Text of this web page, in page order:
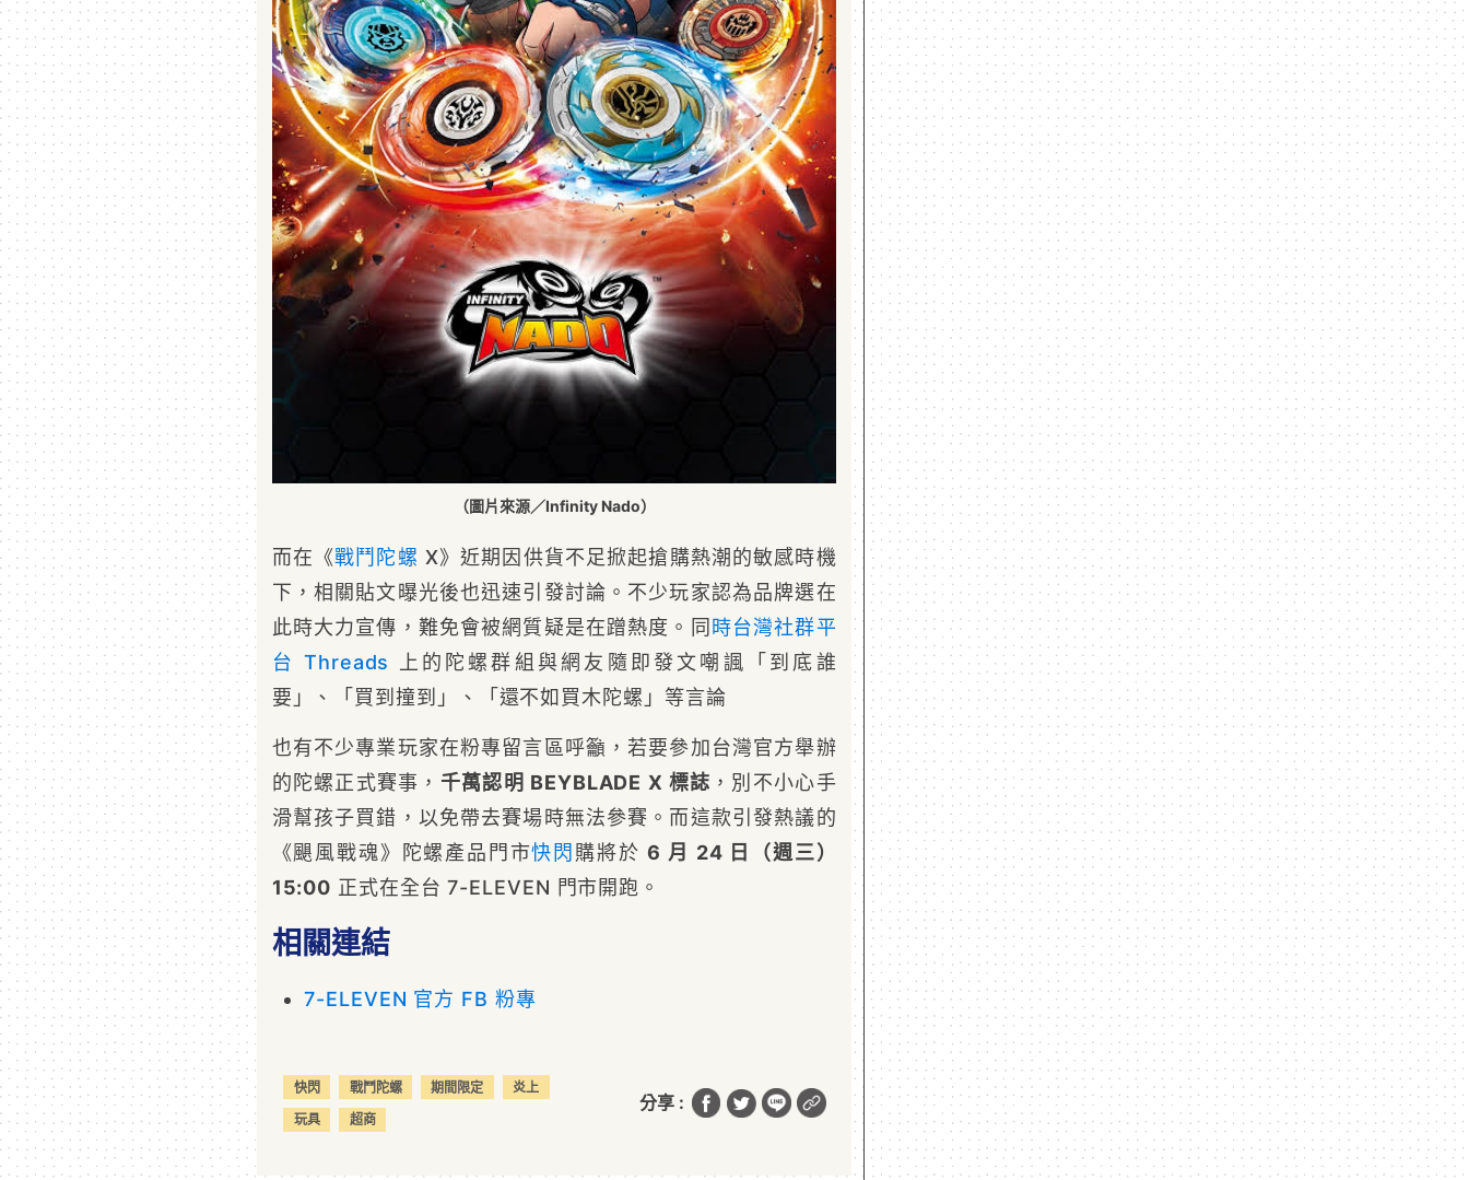
（圖片來源／Infinity Nado）
而在《戰鬥陀螺 X》近期因供貨不足掀起搶購熱潮的敏感時機
下，相關貼文曝光後也迅速引發討論。不少玩家認為品牌選在
此時大力宣傳，難免會被網質疑是在蹭熱度。同 時台灣社群平
台 Threads 上的陀螺群組與網友隨即發文嘲諷「到底誰
要」、「買到撞到」、「還不如買木陀螺」等言論
也有不少專業玩家在粉專留言區呼籲，若要參加台灣官方舉辦
的陀螺正式賽事， 千萬認明 BEYBLADE X 標誌 ，別不小心手
滑幫孩子買錯，以免帶去賽場時無法參賽。而這款引發熱議的
《颶風戰魂》陀螺產品門市快閃 購將於 6 月 24 日（週三）
15:00 正式在全台 7-ELEVEN 門市開跑。
相關連結
7-ELEVEN 官方 FB 粉專
快閃 戰鬥陀螺 期間限定
炎上
玩具
超商
分享 :